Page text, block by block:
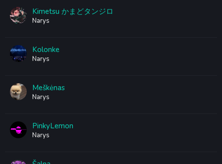
Kimetsu かまどタンジロ
Narys
Kolonke
Narys
Meškėnas
Narys
PinkyLemon
Narys